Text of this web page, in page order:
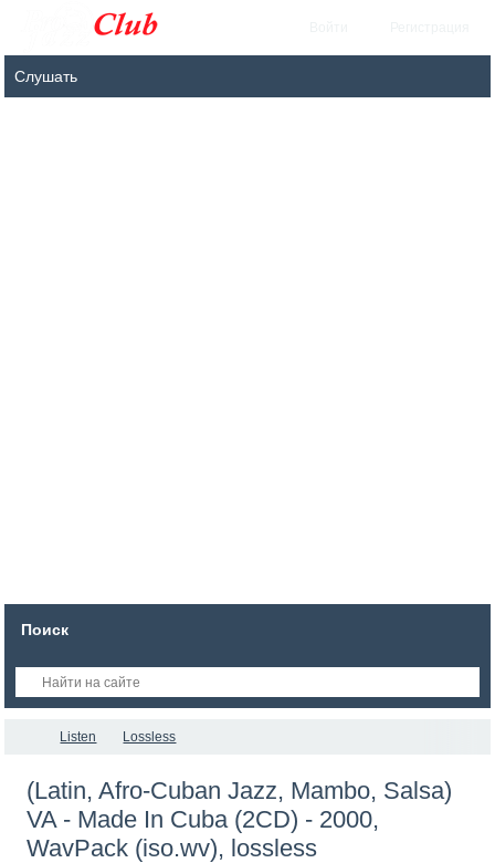
Поиск
Listen Lossless
(Latin, Afro-Cuban Jazz, Mambo, Salsa)
VA - Made In Cuba (2CD) - 2000,
WavPack (iso.wv), lossless